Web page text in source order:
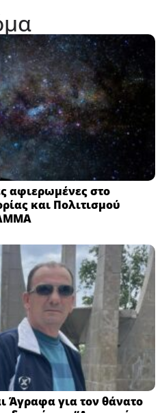
αφιερωμένες στο
και Πολιτισμού
Άγραφα για τον θάνατο